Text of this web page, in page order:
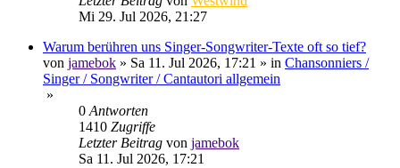
Mi 29. Jul 2026, 21:27
Warum berühren uns Singer-Songwriter-Texte oft so tief?
von jamebok » Sa 11. Jul 2026, 17:21 » in Chansonniers /
Singer / Songwriter / Cantautori allgemein
»
0Antworten
1410 Zugriffe
Letzter Beitrag von jamebok
Sa 11. Jul 2026, 17:21